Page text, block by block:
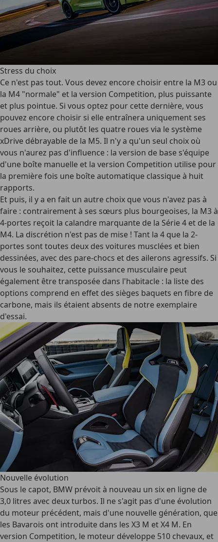
Stress du choix
Ce n'est pas tout. Vous devez encore choisir entre la M3 ou
la M4 "normale" et la version Competition, plus puissante
et plus pointue. Si vous optez pour cette dernière, vous
pouvez encore choisir si elle entraînera uniquement ses
roues arrière, ou plutôt les quatre roues via le système
xDrive débrayable de la M5. Il n'y a qu'un seul choix où
vous n'aurez pas d'influence : la version de base s'équipe
d'une boîte manuelle et la version Competition utilise pour
la première fois une boîte automatique classique à huit
rapports.
Et puis, il y a en fait un autre choix que vous n'avez pas à
faire : contrairement à ses sœurs plus bourgeoises, la M3 à
4-portes reçoit la calandre marquante de la Série 4 et de la
M4. La discrétion n'est pas de mise ! Tant la 4 que la 2-
portes sont toutes deux des voitures musclées et bien
dessinées, avec des pare-chocs et des ailerons agressifs. Si
vous le souhaitez, cette puissance musculaire peut
également être transposée dans l'habitacle : la liste des
options comprend en effet des sièges baquets en fibre de
carbone, mais ils étaient absents de notre exemplaire
d'essai.
Nouvelle évolution
Sous le capot, BMW prévoit à nouveau un six en ligne de
3,0 litres avec deux turbos. Il ne s'agit pas d'une évolution
du moteur précédent, mais d'une nouvelle génération, que
les Bavarois ont introduite dans les X3 M et X4 M. En
version Competition, le moteur développe 510 chevaux, et